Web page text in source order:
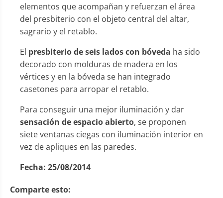
elementos que acompañan y refuerzan el área
del presbiterio con el objeto central del altar,
sagrario y el retablo.
El presbiterio de seis lados con bóveda ha sido
decorado con molduras de madera en los
vértices y en la bóveda se han integrado
casetones para arropar el retablo.
Para conseguir una mejor iluminación y dar
sensación de espacio abierto, se proponen
siete ventanas ciegas con iluminación interior en
vez de apliques en las paredes.
Fecha: 25/08/2014
Comparte esto: